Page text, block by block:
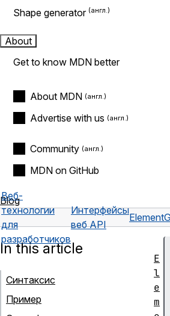
Shape generator
About
Get to know MDN better
About MDN
Advertise with us
Community
MDN on GitHub
Blog
Веб-
технологии
для
разработчиков
Интерфейсы
веб API
Element
In this article
Синтаксис
Пример
E
l
e
m